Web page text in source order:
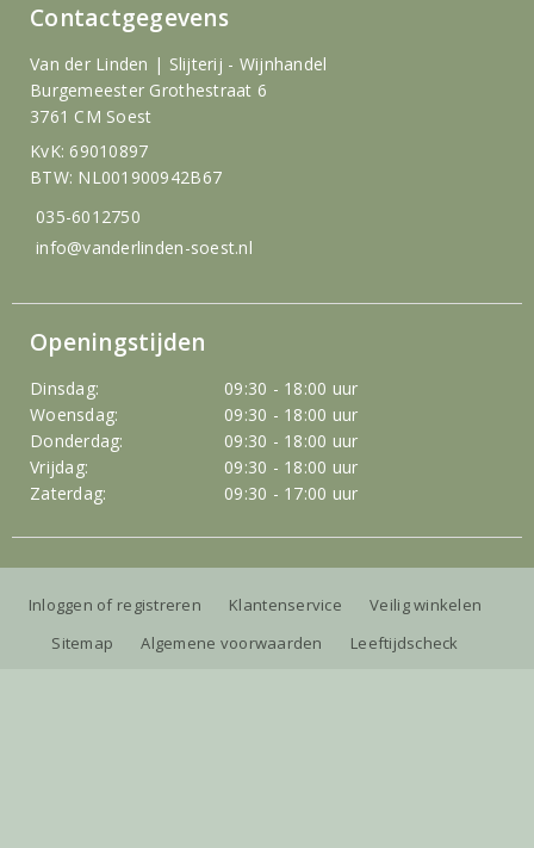
Contactgegevens
Van der Linden | Slijterij - Wijnhandel
Burgemeester Grothestraat 6
3761 CM Soest
KvK: 69010897
BTW: NL001900942B67
035-6012750
info@vanderlinden-soest.nl
Openingstijden
Dinsdag:
09:30 - 18:00 uur
Woensdag:
09:30 - 18:00 uur
Donderdag:
09:30 - 18:00 uur
Vrijdag:
09:30 - 18:00 uur
Zaterdag:
09:30 - 17:00 uur
Inloggen of registreren Klantenservice
Veilig winkelen
Sitemap
Algemene voorwaarden
Leeftijdscheck